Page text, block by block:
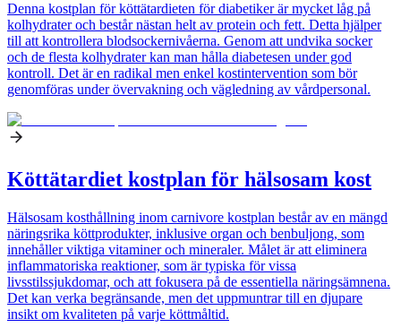
Denna kostplan för köttätardieten för diabetiker är mycket låg på
kolhydrater och består nästan helt av protein och fett. Detta hjälper
till att kontrollera blodsockernivåerna. Genom att undvika socker
och de flesta kolhydrater kan man hålla diabetesen under god
kontroll. Det är en radikal men enkel kostintervention som bör
genomföras under övervakning och vägledning av vårdpersonal.
Köttätardiet kostplan för hälsosam kost
Hälsosam kosthållning inom carnivore kostplan består av en mängd
näringsrika köttprodukter, inklusive organ och benbuljong, som
innehåller viktiga vitaminer och mineraler. Målet är att eliminera
inflammatoriska reaktioner, som är typiska för vissa
livsstilssjukdomar, och att fokusera på de essentiella näringsämnena.
Det kan verka begränsande, men det uppmuntrar till en djupare
insikt om kvaliteten på varje köttmåltid.